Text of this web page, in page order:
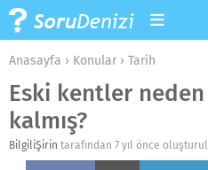
Anasayfa › Konular › Tarih
Eski kentler
kalmış?
BilgiliŞirin tarafından 7 yıl önce